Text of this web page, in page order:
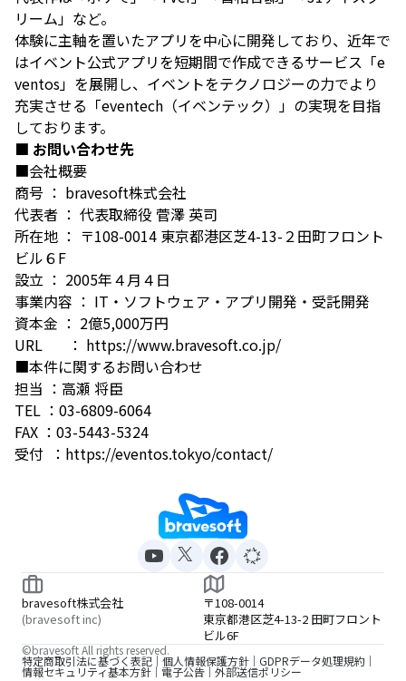
リーム」など。
体験に主軸を置いたアプリを中心に開発しており、近年で
はイベント公式アプリを短期間で作成できるサービス「e
ventos」を展開し、イベントをテクノロジーの力でより
充実させる「eventech（イベンテック）」の実現を目指
しております。
■ お問い合わせ先
■会社概要
商号 ： bravesoft株式会社
代表者 ： 代表取締役 菅澤 英司
所在地 ： 〒108-0014 東京都港区芝4-13-２田町フロント
ビル６F
設立 ： 2005年４月４日
事業内容 ： IT・ソフトウェア・アプリ開発・受託開発
資本金 ： 2億5,000万円
URL ： https://www.bravesoft.co.jp/
■本件に関するお問い合わせ
担当 ：高瀬 将臣
TEL ：03-6809-6064
FAX ：03-5443-5324
受付 ：https://eventos.tokyo/contact/
bravesoft株式会社
(bravesoft inc)
〒108-0014
東京都港区芝4-13-2 田町フロント
ビル6F
特定商取引法に基づく表記 個人情報保護方針 GDPRデータ処理規約
情報セキュリティ基本方針 電子公告 外部送信ポリシー
©bravesoft All rights reserved.